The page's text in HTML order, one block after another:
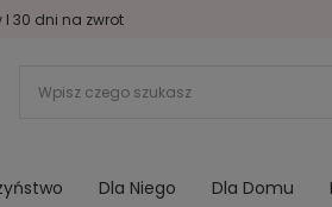
I 30 dni na zwrot
Dla Niego Dla Domu